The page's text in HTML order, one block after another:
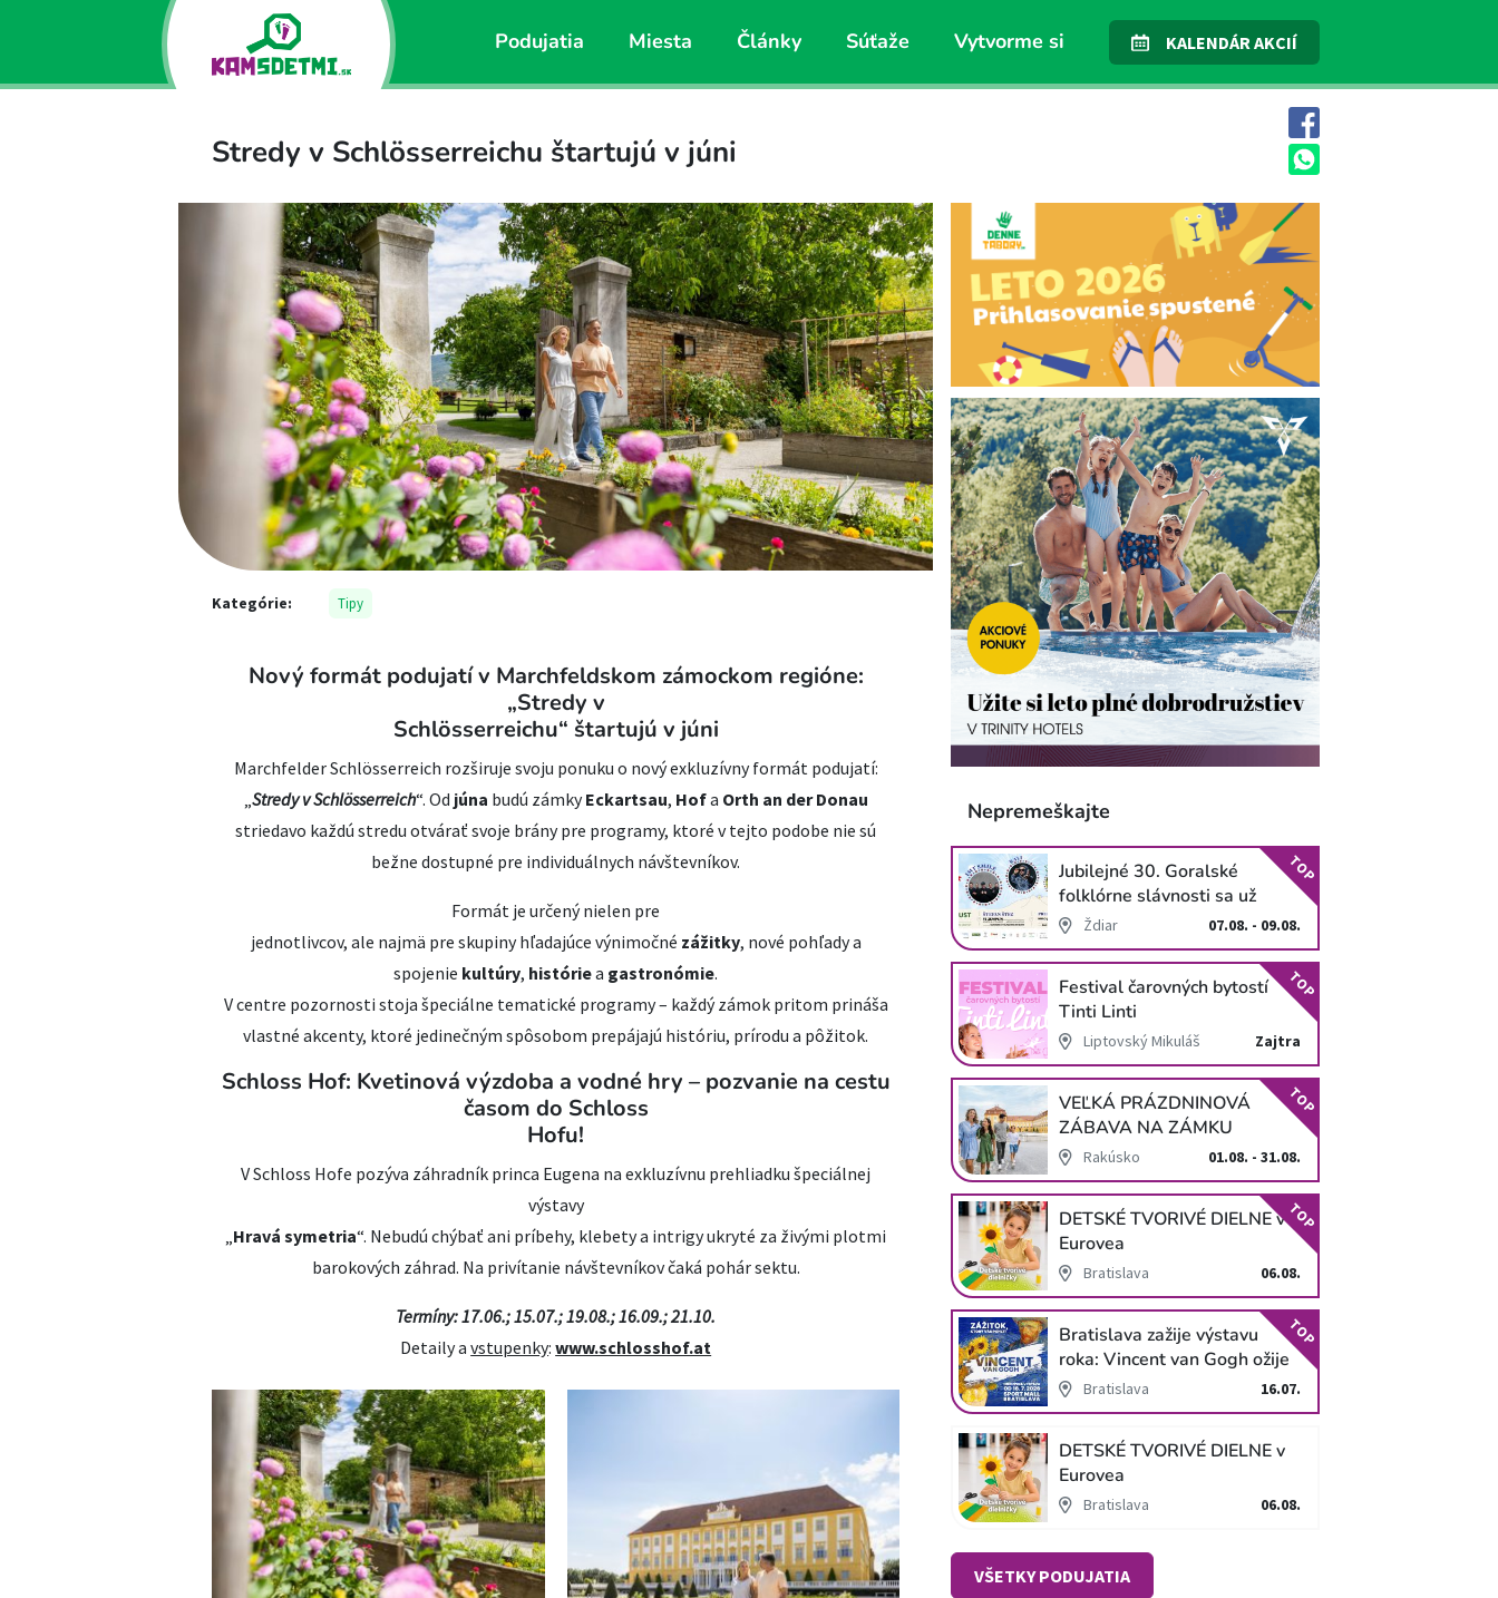
Podujatia Miesta Články Súťaže Vytvorme si KALENDÁR AKCIÍ
Stredy v Schlösserreichu štartujú v júni
Kategórie: Tipy
Nový formát podujatí v Marchfeldskom zámockom regióne:
„Stredy v
Schlösserreichu“ štartujú v júni
Marchfelder Schlösserreich rozširuje svoju ponuku o nový exkluzívny formát podujatí:
„Stredy v Schlösserreich“. Od júna budú zámkyEckartsau, Hofa Orth an der Donau
striedavo každú stredu otvárať svoje brány pre programy, ktoré v tejto podobe nie sú
bežne dostupné pre individuálnych návštevníkov.
Formát je určený nielen pre
jednotlivcov, ale najmä pre skupiny hľadajúce výnimočné zážitky, nové pohľady a
spojenie kultúry, históriea gastronómie.
V centre pozornosti stoja špeciálne tematické programy – každý zámok pritom prináša
vlastné akcenty, ktoré jedinečným spôsobom prepájajú históriu, prírodu a pôžitok.
Schloss Hof: Kvetinová výzdoba a vodné hry – pozvanie na cestu
časom do Schloss
Hofu!
V Schloss Hofe pozýva záhradník princa Eugena na exkluzívnu prehliadku špeciálnej
výstavy
„Hravá symetria“. Nebudú chýbať ani príbehy, klebety a intrigy ukryté za živými plotmi
barokových záhrad. Na privítanie návštevníkov čaká pohár sektu.
Termíny: 17.06.; 15.07.; 19.08.; 16.09.; 21.10.
Detaily avstupenky:www.schlosshof.at
Nepremeškajte
Jubilejné 30. Goralské
folklórne slávnosti sa už
blížiaŽdiar 07.08. - 09.08.
TOP
Festival čarovných bytostí
Tinti Linti
Liptovský Mikuláš Zajtra
TOP
VEĽKÁ PRÁZDNINOVÁ
ZÁBAVA NA ZÁMKU
SCHLOSS HOF
Rakúsko 01.08. - 31.08.
TOP
DETSKÉ TVORIVÉ DIELNE v
Eurovea
Bratislava 06.08.
TOP
Bratislava zažije výstavu
roka: Vincent van Gogh ožije
v unikátnej imerzívnej šou!
Bratislava 16.07.
TOP
DETSKÉ TVORIVÉ DIELNE v
Eurovea
Bratislava 06.08.
VŠETKY PODUJATIA